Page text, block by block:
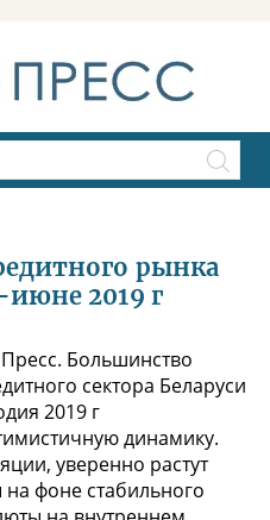
рынка
июне 2019 г
Большинство
сектора Беларуси
2019 г
динамику.
уверенно растут
фоне стабильного